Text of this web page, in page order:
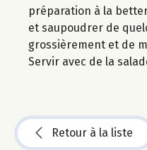
préparation à la
et saupoudrer de
grossièrement et de
Servir avec de la
Retour à la liste